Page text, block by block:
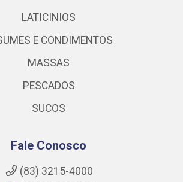
LATICINIOS
E CONDIMENTOS
MASSAS
PESCADOS
SUCOS
Fale Conosco
(83) 3215-4000